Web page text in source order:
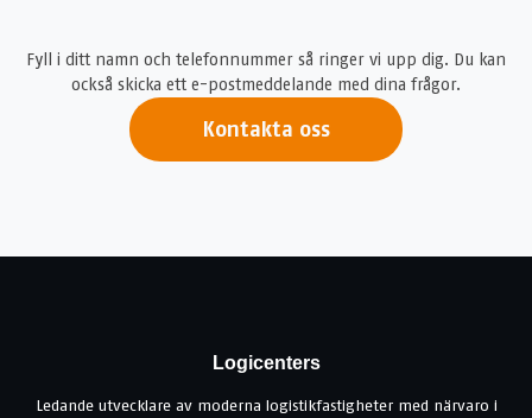
Fyll i ditt namn och telefonnummer så ringer vi upp dig. Du kan
också skicka ett e-postmeddelande med dina frågor.
Kontakta oss
Logicenters
Ledande utvecklare av moderna logistikfastigheter med närvaro i